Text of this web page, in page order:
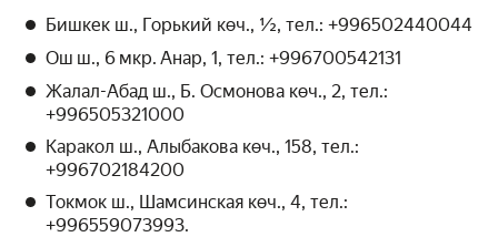
Бишкек ш., Горький көч., ½, тел.: +996502440044
Ош ш., 6 мкр. Анар, 1, тел.: +996700542131
Жалал-Абад ш., Б. Осмонова көч., 2, тел.:
+996505321000
Каракол ш., Алыбакова көч., 158, тел.:
+996702184200
Токмок ш., Шамсинская көч., 4, тел.:
+996559073993.